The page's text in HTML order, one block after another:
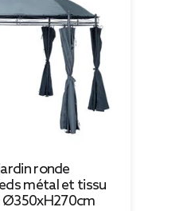
ronde
métal et tissu
Ø350xH270cm